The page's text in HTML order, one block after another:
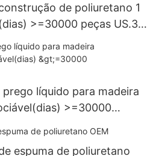
de poliuretano 1
>=30000 peças US.3
líquido para madeira
>=30000
espuma de poliuretano